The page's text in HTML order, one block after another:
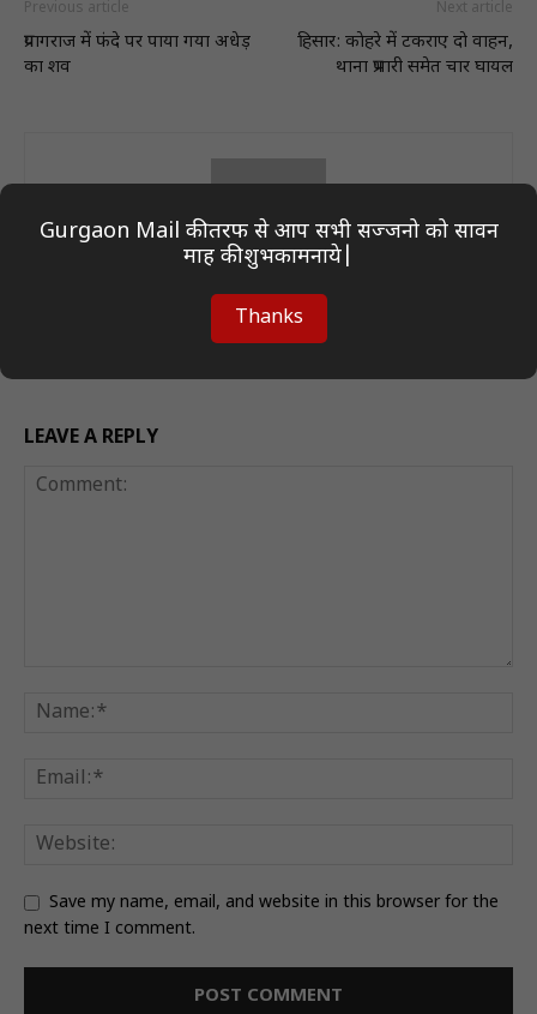
Previous article
प्रयागराज में फंदे पर पाया गया अधेड़
का शव
Next article
हिसार: काेहरे में टकराए दाे वाहन,
थाना प्रभारी समेत चार घायल
Author On Desk
LEAVE A REPLY
Save my name, email, and website in this browser for the
next time I comment.
Gurgaon Mail की तरफ से आप सभी सज्जनो को सावन
माह की शुभकामनाये|
Thanks